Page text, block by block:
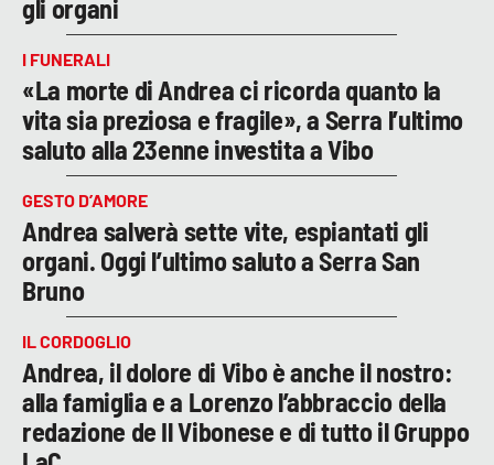
gli organi
I FUNERALI
«La morte di Andrea ci ricorda quanto la
vita sia preziosa e fragile», a Serra l’ultimo
saluto alla 23enne investita a Vibo
GESTO D’AMORE
Andrea salverà sette vite, espiantati gli
organi. Oggi l’ultimo saluto a Serra San
Bruno
IL CORDOGLIO
Andrea, il dolore di Vibo è anche il nostro:
alla famiglia e a Lorenzo l’abbraccio della
redazione de Il Vibonese e di tutto il Gruppo